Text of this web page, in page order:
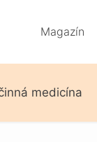
Magazín
medicína